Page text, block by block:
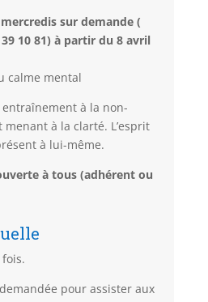
sur demande (
10 81) à partir du 8 avril
calme mental
à la non-
à la clarté. L’esprit
à lui-même.
à tous (adhérent ou
demandée pour assister aux